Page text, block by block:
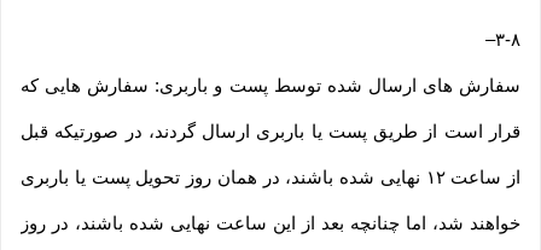
۳-۸–
سفارش های ارسال شده توسط پست و باربری: سفارش هایی که
قرار است از طریق پست یا باربری ارسال گردند، در صورتیکه قبل
از ساعت ۱۲ نهایی شده باشند، در همان روز تحویل پست یا باربری
خواهند شد، اما چنانچه بعد از این ساعت نهایی شده باشند، در روز